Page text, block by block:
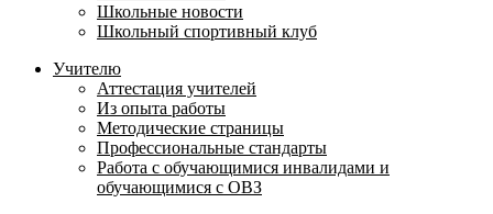
Школьные новости
Школьный спортивный клуб
Учителю
Аттестация учителей
Из опыта работы
Методические страницы
Профессиональные стандарты
Работа с обучающимися инвалидами и
обучающимися с ОВЗ